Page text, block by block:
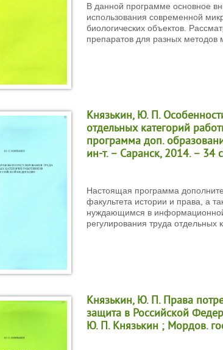
В данной программе основное
использования современной
биологических объектов.
препаратов для разных методов
Князькин, Ю. П.
отдельных категорий
программа доп.
ин-т. – Саранск, 2014. – 34
Настоящая программа
факультета истории и права, а
нуждающимся в
регулирования труда отдельных
Князькин, Ю. П. Права
защита в Российской
Ю. П. Князькин ; Мордов.